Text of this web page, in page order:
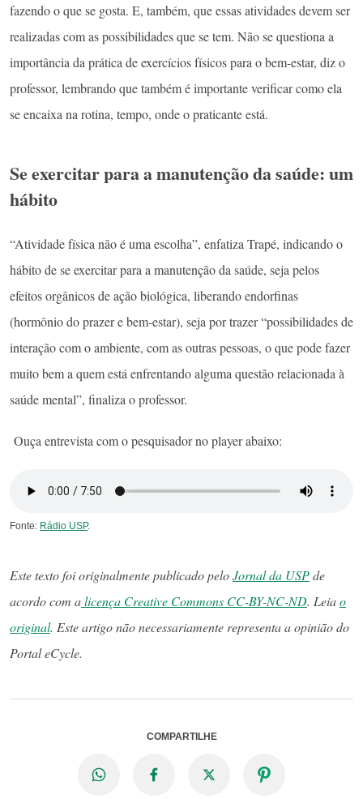
fazendo o que se gosta. E, também, que essas atividades devem ser
realizadas com as possibilidades que se tem. Não se questiona a
importância da prática de exercícios físicos para o bem-estar, diz o
professor, lembrando que também é importante verificar como ela
se encaixa na rotina, tempo, onde o praticante está.
Se exercitar para a manutenção da saúde: um
hábito
“Atividade física não é uma escolha”, enfatiza Trapé, indicando o
hábito de se exercitar para a manutenção da saúde, seja pelos
efeitos orgânicos de ação biológica, liberando endorfinas
(hormônio do prazer e bem-estar), seja por trazer “possibilidades de
interação com o ambiente, com as outras pessoas, o que pode fazer
muito bem a quem está enfrentando alguma questão relacionada à
saúde mental”, finaliza o professor.
Ouça entrevista com o pesquisador no player abaixo:
Fonte: Rádio USP.
Este texto foi originalmente publicado peloJornal da USPde
acordo com alicença Creative Commons CC-BY-NC-ND. Leiao
original. Este artigo não necessariamente representa a opinião do
Portal eCycle.
COMPARTILHE